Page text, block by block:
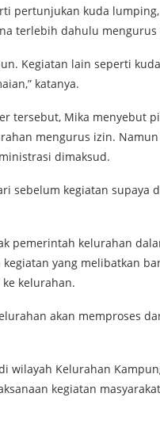
pertunjukan kuda
terlebih dahulu
Kegiatan lain seperti
katanya.
tersebut, Mika menyebut
mengurus izin.
dimaksud.
sebelum kegiatan
pemerintah kelurahan
yang melibatkan
kelurahan.
akan memproses
wilayah Kelurahan
kegiatan